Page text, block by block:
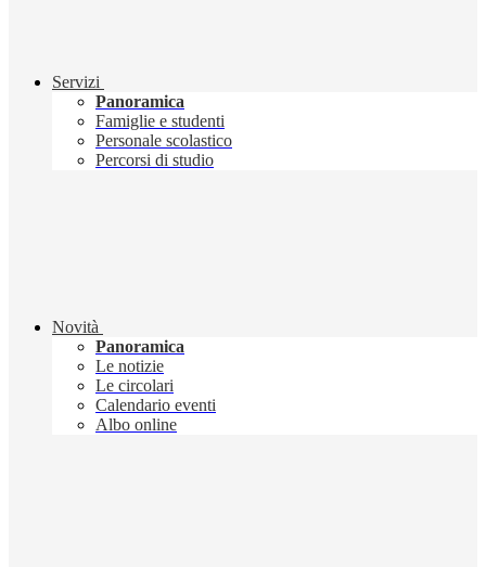
Servizi
Panoramica
Famiglie e studenti
Personale scolastico
Percorsi di studio
Novità
Panoramica
Le notizie
Le circolari
Calendario eventi
Albo online